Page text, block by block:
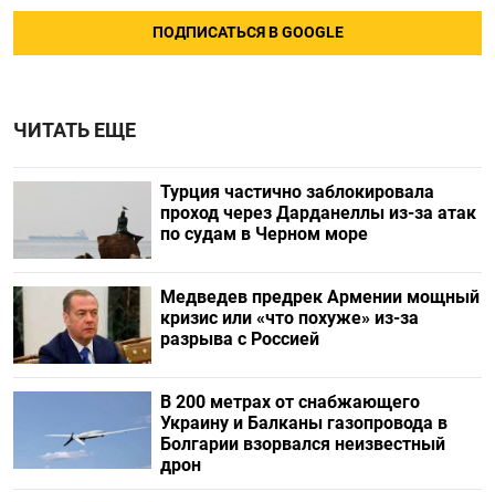
ПОДПИСАТЬСЯ В GOOGLE
ЧИТАТЬ ЕЩЕ
Турция частично заблокировала
проход через Дарданеллы из-за атак
по судам в Черном море
Медведев предрек Армении мощный
кризис или «что похуже» из-за
разрыва с Россией
В 200 метрах от снабжающего
Украину и Балканы газопровода в
Болгарии взорвался неизвестный
дрон